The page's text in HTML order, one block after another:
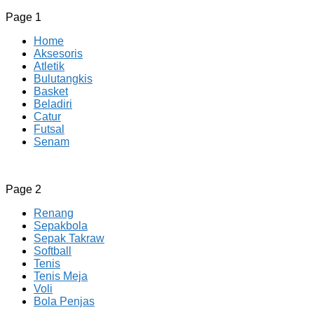
Page 1
Home
Aksesoris
Atletik
Bulutangkis
Basket
Beladiri
Catur
Futsal
Senam
CV JAYA BERSAMA Co Id
Menyediakan Semua Perlengkapan Olahraga Yang
Page 2
Renang
Sepakbola
Sepak Takraw
Softball
Tenis
Tenis Meja
Voli
Bola Penjas